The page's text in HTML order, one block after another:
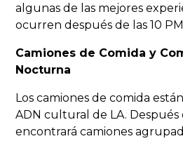
algunas de las mejores
ocurren después de las 10
Camiones de Comida y
Nocturna
Los camiones de comida
ADN cultural de LA.
encontrará camiones